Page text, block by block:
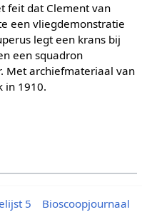
feit dat Clement van
een vliegdemonstratie
legt een krans bij
een squadron
Met archiefmateriaal van
in 1910.
5
Bioscoopjournaal